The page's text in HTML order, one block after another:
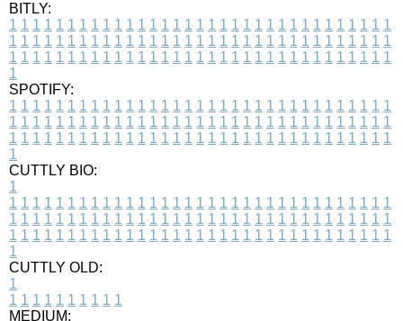
BITLY:
1 1 1 1 1 1 1 1 1 1 1 1 1 1 1 1 1 1 1 1 1 1 1 1 1 1 1 1 1 1 1 1 1
1 1 1 1 1 1 1 1 1 1 1 1 1 1 1 1 1 1 1 1 1 1 1 1 1 1 1 1 1 1 1 1 1
1 1 1 1 1 1 1 1 1 1 1 1 1 1 1 1 1 1 1 1 1 1 1 1 1 1 1 1 1 1 1 1 1
1
SPOTIFY:
1 1 1 1 1 1 1 1 1 1 1 1 1 1 1 1 1 1 1 1 1 1 1 1 1 1 1 1 1 1 1 1 1
1 1 1 1 1 1 1 1 1 1 1 1 1 1 1 1 1 1 1 1 1 1 1 1 1 1 1 1 1 1 1 1 1
1 1 1 1 1 1 1 1 1 1 1 1 1 1 1 1 1 1 1 1 1 1 1 1 1 1 1 1 1 1 1 1 1
1
CUTTLY BIO:
1
1 1 1 1 1 1 1 1 1 1 1 1 1 1 1 1 1 1 1 1 1 1 1 1 1 1 1 1 1 1 1 1 1
1 1 1 1 1 1 1 1 1 1 1 1 1 1 1 1 1 1 1 1 1 1 1 1 1 1 1 1 1 1 1 1 1
1 1 1 1 1 1 1 1 1 1 1 1 1 1 1 1 1 1 1 1 1 1 1 1 1 1 1 1 1 1 1 1 1
1
CUTTLY OLD:
1
1 1 1 1 1 1 1 1 1 1
MEDIUM: